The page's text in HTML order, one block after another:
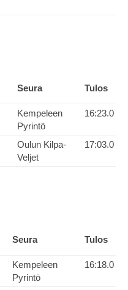
Seura Tulos
Kempeleen
Pyrintö
16:23.0
Oulun Kilpa-
Veljet
17:03.0
Seura Tulos
Kempeleen
Pyrintö
16:18.0